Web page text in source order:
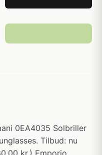
0EA4035 Solbriller
Tilbud: nu
kr.) Emporio